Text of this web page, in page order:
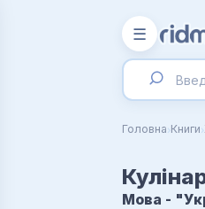
☰
Головна›Книги›
Мова -